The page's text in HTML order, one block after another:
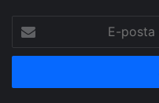
posta
adresinizi